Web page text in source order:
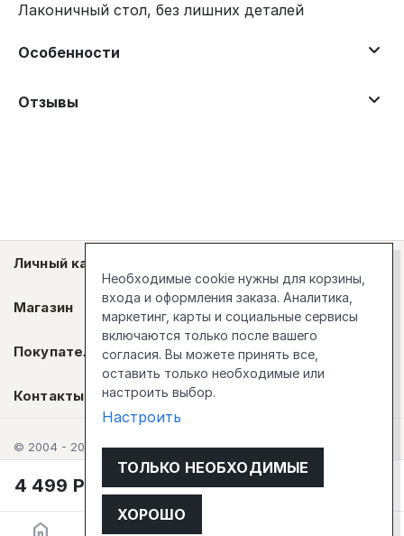
4 499 Р В корзину
Лаконичный стол, без лишних деталей
Особенности
Отзывы
Личный кабинет
Магазин
Покупателям
Контакты
© 2004 - 2026 Стокгольм
Необходимые cookie нужны для корзины,
входа и оформления заказа. Аналитика,
маркетинг, карты и социальные сервисы
включаются только после вашего
согласия. Вы можете принять все,
оставить только необходимые или
настроить выбор.
Настроить
ТОЛЬКО НЕОБХОДИМЫЕ
ХОРОШО